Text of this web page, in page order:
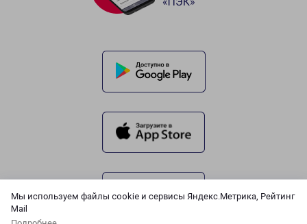
Мы используем файлы cookie и сервисы Яндекс.Метрика, Рейтинг
Mail